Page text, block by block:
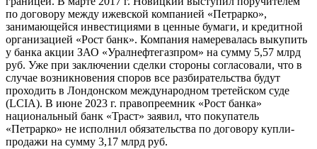
по договору между ижевской компанией «Петрарко»,
занимающейся инвестициями в ценные бумаги, и кредитной
организацией «Рост банк». Компания намеревалась выкупить
у банка акции ЗАО «Уралнефтегазпром» на сумму 5,57 млрд
руб. Уже при заключении сделки стороны согласовали, что в
случае возникновения споров все разбирательства будут
проходить в Лондонском международном третейском суде
(LCIA). В июне 2023 г. правопреемник «Рост банка»
национальный банк «Траст» заявил, что покупатель
«Петрарко» не исполнил обязательства по договору купли-
продажи на сумму 3,17 млрд руб.